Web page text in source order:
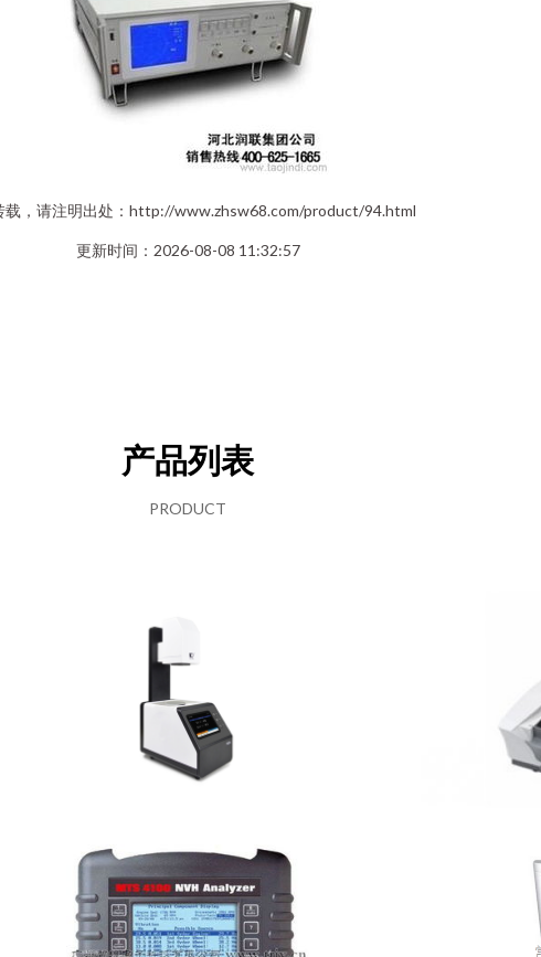
载，请注明出处：http://www.zhsw68.com/product/94.html
更新时间：2026-08-08 11:32:57
产品列表
PRODUCT